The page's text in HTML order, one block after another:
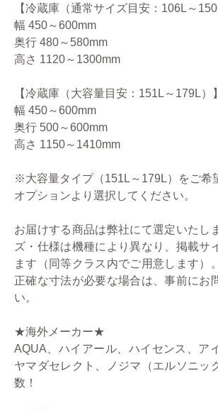
【冷蔵庫（通常サイズ目安：106L～
幅 450～600mm
奥行 480～580mm
高さ 1120～1300mm
【冷蔵庫（大容量目安：151L～179L）】
幅 450～600mm
奥行 500～600mm
高さ 1150～1410mm
※大容量タイプ（151L～179L）をご希
オプションより選択してください。
お届けする商品は弊社にて選定いたし
ズ・仕様は機種により異なり、掲載サ
ます（同等クラス内でご用意します）
正確な寸法が必要な場合は、事前にお
い。
★海外メーカー★
AQUA、ハイアール、ハイセンス、ア
ヤマダセレクト、ノジマ（エルソニッ
数！